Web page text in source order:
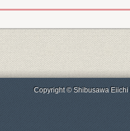
Copyright © Shibusawa